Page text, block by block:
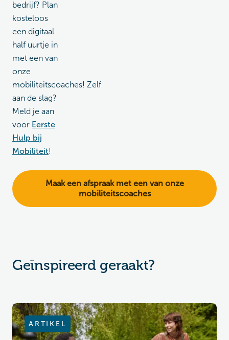
bedrijf? Plan
kosteloos
een digitaal
half uurtje in
met een van
onze
mobiliteitscoaches! Zelf
aan de slag?
Meld je aan
voor Eerste
Hulp bij
Mobiliteit!
Maak een afspraak met een van onze
mobiliteitscoaches
Geïnspireerd geraakt?
ARTIKEL